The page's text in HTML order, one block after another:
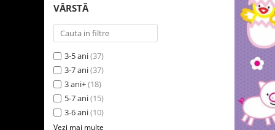
VÂRSTĂ
3-5 ani(37)
3-7 ani(37)
3 ani+(18)
5-7 ani(15)
3-6 ani(10)
Vezi mai multe